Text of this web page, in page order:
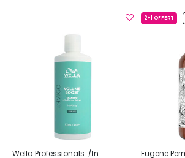
Wella Professionals Invigo Volume Boost
2+1 OFFERT